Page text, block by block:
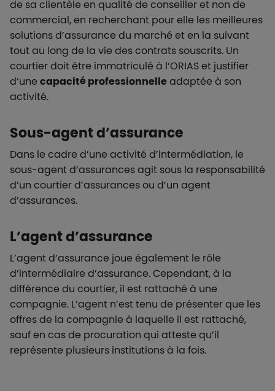
de sa clientèle en qualité de conseiller et non de
commercial, en recherchant pour elle les meilleures
solutions d’assurance du marché et en la suivant
tout au long de la vie des contrats souscrits. Un
courtier doit être immatriculé à l’ORIAS et justifier
d’unecapacité professionnelleadaptée à son
activité.
Sous-agent d’assurance
Dans le cadre d’une activité d’intermédiation, le
sous-agent d’assurances agit sous la responsabilité
d’un courtier d’assurances ou d’un agent
d’assurances.
L’agent d’assurance
L’agent d’assurance joue également le rôle
d’intermédiaire d’assurance. Cependant, à la
différence du courtier, il est rattaché à une
compagnie. L’agent n’est tenu de présenter que les
offres de la compagnie à laquelle il est rattaché,
sauf en cas de procuration qui atteste qu’il
représente plusieurs institutions à la fois.